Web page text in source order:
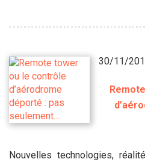
30/11/
Nouvelles technologies,